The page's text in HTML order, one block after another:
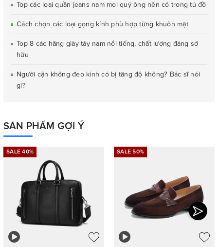
Top các loại quần jeans nam mọi quý ông nên có trong tủ đồ
Cách chọn các loại gọng kính phù hợp từng khuôn mặt
Top 8 các hãng giày tây nam nổi tiếng, chất lượng đáng sở
hữu
Người cận không đeo kính có bị tăng độ không? Bác sĩ nói
gì?
SẢN PHẨM GỢI Ý
SALE 40% SALE 50%